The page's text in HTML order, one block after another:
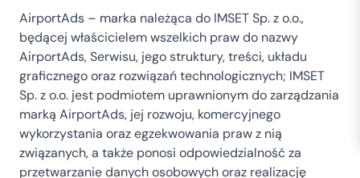
AirportAds – marka należąca do IMSET Sp. z o.o.,
będącej właścicielem wszelkich praw do nazwy
AirportAds, Serwisu, jego struktury, treści, układu
graficznego oraz rozwiązań technologicznych; IMSET
Sp. z o.o. jest podmiotem uprawnionym do zarządzania
marką AirportAds, jej rozwoju, komercyjnego
wykorzystania oraz egzekwowania praw z nią
związanych, a także ponosi odpowiedzialność za
przetwarzanie danych osobowych oraz realizację